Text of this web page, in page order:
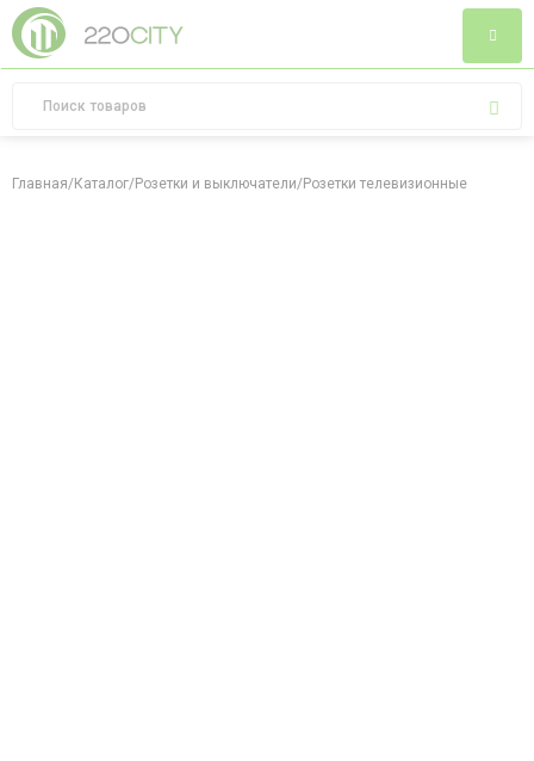
Главная/Каталог/Розетки и выключатели/Розетки телевизионные